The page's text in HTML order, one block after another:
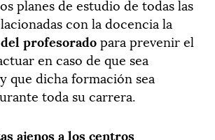
planes de estudio de todas las
con la docencia la
profesoradopara prevenir el
en caso de que sea
que dicha formación sea
toda su carrera.
ajenos a los centros